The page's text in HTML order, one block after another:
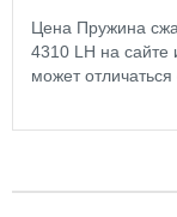
Цена Пружина
4310 LH на
может